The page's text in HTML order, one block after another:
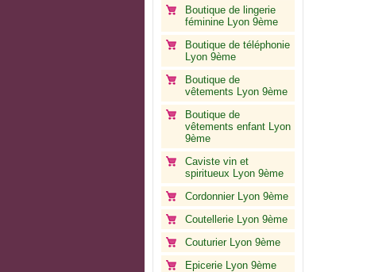
Boutique de lingerie
féminine Lyon 9ème
Boutique de téléphonie
Lyon 9ème
Boutique de
vêtements Lyon 9ème
Boutique de
vêtements enfant Lyon
9ème
Caviste vin et
spiritueux Lyon 9ème
Cordonnier Lyon 9ème
Coutellerie Lyon 9ème
Couturier Lyon 9ème
Epicerie Lyon 9ème